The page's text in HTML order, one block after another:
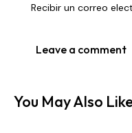
Recibir un correo
You May Also